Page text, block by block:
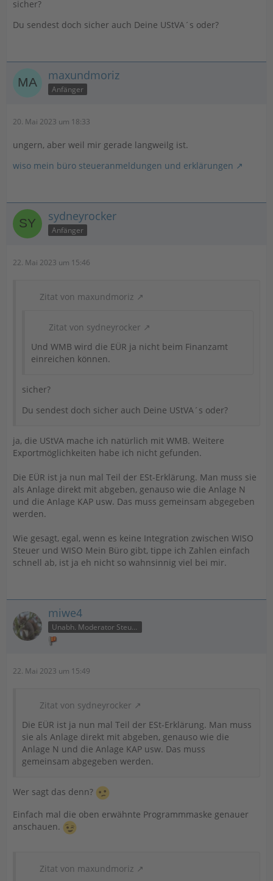
sicher?
Du sendest doch sicher auch Deine UStVA´s oder?
maxundmoriz
Anfänger
20. Mai 2023 um 18:33
ungern, aber weil mir gerade langweilg ist.
wiso mein büro steueranmeldungen und erklärungen
sydneyrocker
Anfänger
22. Mai 2023 um 15:46
Zitat von maxundmoriz
Zitat von sydneyrocker
Und WMB wird die EÜR ja nicht beim Finanzamt
einreichen können.
sicher?
Du sendest doch sicher auch Deine UStVA´s oder?
ja, die UStVA mache ich natürlich mit WMB. Weitere
Exportmöglichkeiten habe ich nicht gefunden.
Die EÜR ist ja nun mal Teil der ESt-Erklärung. Man muss sie
als Anlage direkt mit abgeben, genauso wie die Anlage N
und die Anlage KAP usw. Das muss gemeinsam abgegeben
werden.
Wie gesagt, egal, wenn es keine Integration zwischen WISO
Steuer und WISO Mein Büro gibt, tippe ich Zahlen einfach
schnell ab, ist ja eh nicht so wahnsinnig viel bei mir.
miwe4
Unabh. Moderator Steuer
22. Mai 2023 um 15:49
Zitat von sydneyrocker
Die EÜR ist ja nun mal Teil der ESt-Erklärung. Man muss
sie als Anlage direkt mit abgeben, genauso wie die
Anlage N und die Anlage KAP usw. Das muss
gemeinsam abgegeben werden.
Wer sagt das denn?
Einfach mal die oben erwähnte Programmmaske genauer
anschauen.
Zitat von maxundmoriz